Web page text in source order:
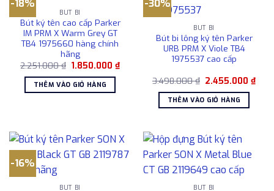
-18%
BÚT BI
Bút ký tên cao cấp Parker
IM PRM X Warm Grey GT
TB4 1975660 hàng chính
hãng
2.251.000₫ Giá
là:
2.251.000 ₫.
1.850.000₫Giá
hiện
1.850.000 ₫.
THÊM VÀO GIỎ HÀNG
-30%
BÚT BI
Bút bi lông ký tên Parker
URB PRM X Viole TB4
1975537 cao cấp
3.498.000₫ Giá
là:
3.498.000 ₫.
2.455.000₫Giá
hiện
THÊM VÀO GIỎ HÀNG
-16%
BÚT BI BÚT BI